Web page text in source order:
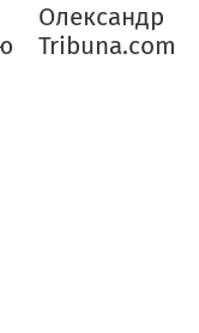
Олександр
Tribuna.com